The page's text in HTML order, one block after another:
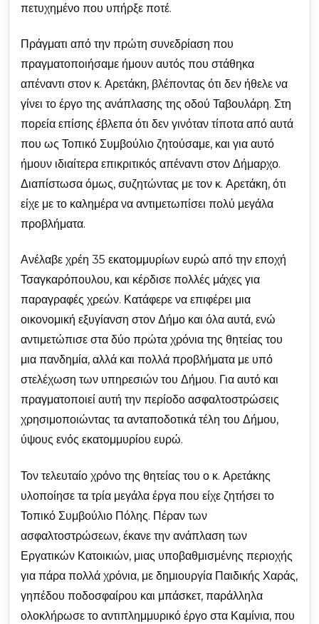
πετυχημένο που υπήρξε ποτέ.
Πράγματι από την πρώτη συνεδρίαση που
πραγματοποιήσαμε ήμουν αυτός που στάθηκα
απέναντι στον κ. Αρετάκη, βλέποντας ότι δεν ήθελε να
γίνει το έργο της ανάπλασης της οδού Ταβουλάρη. Στη
πορεία επίσης έβλεπα ότι δεν γινόταν τίποτα από αυτά
που ως Τοπικό Συμβούλιο ζητούσαμε, και για αυτό
ήμουν ιδιαίτερα επικριτικός απέναντι στον Δήμαρχο.
Διαπίστωσα όμως, συζητώντας με τον κ. Αρετάκη, ότι
είχε με το καλημέρα να αντιμετωπίσει πολύ μεγάλα
προβλήματα.
Ανέλαβε χρέη 35 εκατομμυρίων ευρώ από την εποχή
Τσαγκαρόπουλου, και κέρδισε πολλές μάχες για
παραγραφές χρεών. Κατάφερε να επιφέρει μια
οικονομική εξυγίανση στον Δήμο και όλα αυτά, ενώ
αντιμετώπισε στα δύο πρώτα χρόνια της θητείας του
μια πανδημία, αλλά και πολλά προβλήματα με υπό
στελέχωση των υπηρεσιών του Δήμου. Για αυτό και
πραγματοποιεί αυτή την περίοδο ασφαλτοστρώσεις
χρησιμοποιώντας τα ανταποδοτικά τέλη του Δήμου,
ύψους ενός εκατομμυρίου ευρώ.
Τον τελευταίο χρόνο της θητείας του ο κ. Αρετάκης
υλοποίησε τα τρία μεγάλα έργα που είχε ζητήσει το
Τοπικό Συμβούλιο Πόλης. Πέραν των
ασφαλτοστρώσεων, έκανε την ανάπλαση των
Εργατικών Κατοικιών, μιας υποβαθμισμένης περιοχής
για πάρα πολλά χρόνια, με δημιουργία Παιδικής Χαράς,
γηπέδου ποδοσφαίρου και μπάσκετ, παράλληλα
ολοκλήρωσε το αντιπλημμυρικό έργο στα Καμίνια, που